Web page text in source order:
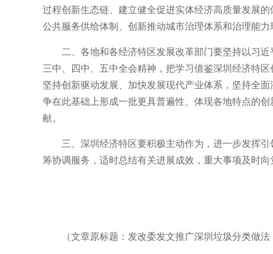
过程创新生态链、建立健全促进实体经济高质量发展
公共服务供给体制、创新推动城市治理体系和治理能
二、各地和各经济特区发展改革部门要坚持以习
三中、四中、五中全会精神，把学习借鉴深圳经济特
坚持创新驱动发展、加快发展现代产业体系，坚持全
争在此基础上形成一批更具普遍性、体现各地特点的
献。
三、深圳经济特区要积极主动作为，进一步发挥
筹协调服务，适时总结有关进展成效，重大事项及时向
（文章原标题：发改委发文推广深圳垃圾分类做